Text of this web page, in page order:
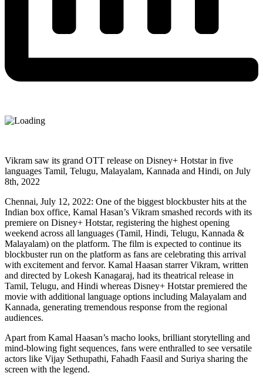
Vikram saw its grand OTT release on Disney+ Hotstar in five
languages Tamil, Telugu, Malayalam, Kannada and Hindi, on July
8th, 2022
Chennai, July 12, 2022: One of the biggest blockbuster hits at the
Indian box office, Kamal Hasan’s Vikram smashed records with its
premiere on Disney+ Hotstar, registering the highest opening
weekend across all languages (Tamil, Hindi, Telugu, Kannada &
Malayalam) on the platform. The film is expected to continue its
blockbuster run on the platform as fans are celebrating this arrival
with excitement and fervor. Kamal Haasan starrer Vikram, written
and directed by Lokesh Kanagaraj, had its theatrical release in
Tamil, Telugu, and Hindi whereas Disney+ Hotstar premiered the
movie with additional language options including Malayalam and
Kannada, generating tremendous response from the regional
audiences.
Apart from Kamal Haasan’s macho looks, brilliant storytelling and
mind-blowing fight sequences, fans were enthralled to see versatile
actors like Vijay Sethupathi, Fahadh Faasil and Suriya sharing the
screen with the legend.